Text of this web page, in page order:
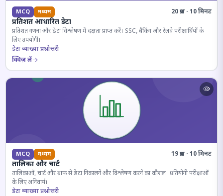
MCQ मध्यम 20 प्रश्न · 10 मिनट
प्रतिशत आधारित डेटा
प्रतिशत गणना और डेटा विश्लेषण में दक्षता प्राप्त करें। SSC, बैंकिंग और रेलवे परीक्षार्थियों के
लिए उपयोगी।
डेटा व्याख्या प्रश्नोत्तरी
क्विज़ लें
MCQ मध्यम 19 प्रश्न · 10 मिनट
तालिका और चार्ट
तालिकाओं, चार्ट और ग्राफ से डेटा निकालने और विश्लेषण करने का कौशल। प्रतियोगी परीक्षाओं
के लिए अनिवार्य।
डेटा व्याख्या प्रश्नोत्तरी